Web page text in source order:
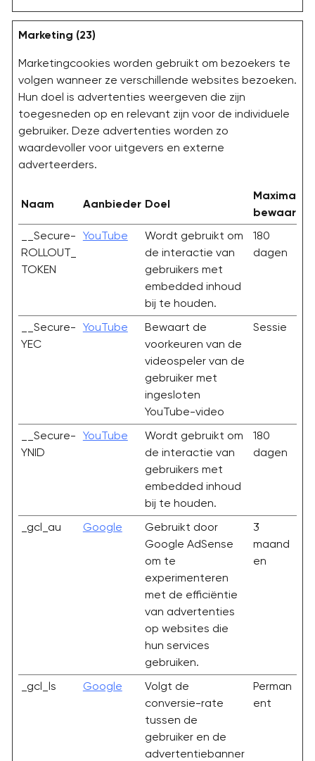
Marketing (23)
Marketingcookies worden gebruikt om bezoekers te
volgen wanneer ze verschillende websites bezoeken.
Hun doel is advertenties weergeven die zijn
toegesneden op en relevant zijn voor de individuele
gebruiker. Deze advertenties worden zo
waardevoller voor uitgevers en externe
adverteerders.
Naam Aanbieder Doel
Maximale
__Secure-
ROLLOUT_
TOKEN
YouTube
Wordt gebruikt om
de interactie van
gebruikers met
embedded inhoud
bij te houden.
180
dagen
__Secure-
YEC
YouTube
Bewaart de
voorkeuren van de
videospeler van de
gebruiker met
ingesloten
YouTube-video
Sessie
__Secure-
YNID
YouTube
Wordt gebruikt om
de interactie van
gebruikers met
embedded inhoud
bij te houden.
180
dagen
_gcl_au Google
Gebruikt door
Google AdSense
om te
experimenteren
met de efficiëntie
van advertenties
op websites die
hun services
gebruiken.
3
maand
en
_gcl_ls Google
Volgt de
conversie-rate
tussen de
gebruiker en de
advertentiebanner
Perman
ent